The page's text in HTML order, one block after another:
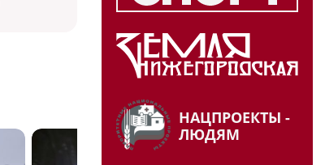
НАЦПРОЕКТЫ -
ЛЮДЯМ